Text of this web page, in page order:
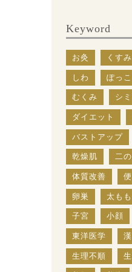
Keyword
お灸 くすみ
しわ ぽっ
むくみ シミ
ダイエット
バストアップ
乾燥肌 二
体質改善
卵巣 太もも
子宮 小顔
東洋医学
生理不順